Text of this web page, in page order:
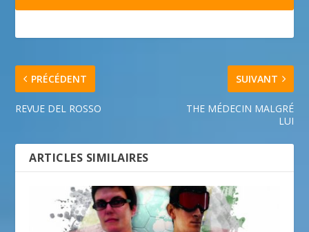
PRÉCÉDENT
REVUE DEL ROSSO
SUIVANT
THE MÉDECIN MALGRÉ
LUI
ARTICLES SIMILAIRES